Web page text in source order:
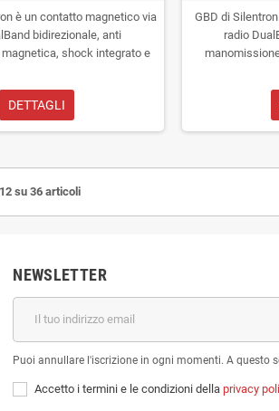
è un contatto magnetico via
bidirezionale, anti
shock integrato e
DETTAGLI
GBD di
radio
su 36 articoli
NEWSLETTER
Puoi annullare l'iscrizione in ogni momenti. A questo
Accetto i termini e le condizioni della privacy